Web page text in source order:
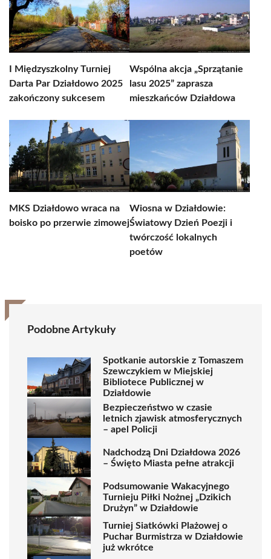
I Międzyszkolny Turniej
Darta Par Działdowo 2025
zakończony sukcesem
Wspólna akcja „Sprzątanie
lasu 2025” zaprasza
mieszkańców Działdowa
MKS Działdowo wraca na
boisko po przerwie zimowej
Wiosna w Działdowie:
Światowy Dzień Poezji i
twórczość lokalnych
poetów
Podobne Artykuły
Spotkanie autorskie z Tomaszem
Szewczykiem w Miejskiej
Bibliotece Publicznej w
Działdowie
Bezpieczeństwo w czasie
letnich zjawisk atmosferycznych
– apel Policji
Nadchodzą Dni Działdowa 2026
– Święto Miasta pełne atrakcji
Podsumowanie Wakacyjnego
Turnieju Piłki Nożnej „Dzikich
Drużyn” w Działdowie
Turniej Siatkówki Plażowej o
Puchar Burmistrza w Działdowie
już wkrótce